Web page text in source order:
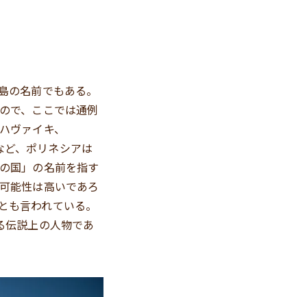
名前でもある。
で、ここでは通例
ァイキ、
、ポリネシアは
国」の名前を指す
能性は高いであろ
言われている。
伝説上の人物であ